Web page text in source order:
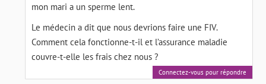
mon mari a un sperme lent.
Le médecin a dit que nous devrions faire une FIV.
Comment cela fonctionne-t-il et l’assurance maladie
couvre-t-elle les frais chez nous ?
Connectez-vous pour répondre